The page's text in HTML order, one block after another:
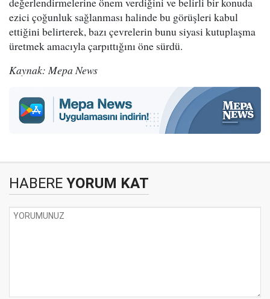
ezici çoğunluk sağlanması halinde bu görüşleri kabul
ettiğini belirterek, bazı çevrelerin bunu siyasi kutuplaşma
üretmek amacıyla çarpıttığını öne sürdü.
Kaynak: Mepa News
HABERE YORUM KAT